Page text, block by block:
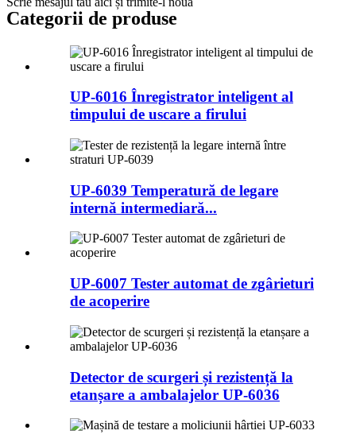
Categorii de produse
UP-6016 Înregistrator inteligent al
timpului de uscare a firului
UP-6039 Temperatură de legare
internă intermediară...
UP-6007 Tester automat de zgârieturi
de acoperire
Detector de scurgeri și rezistență la
etanșare a ambalajelor UP-6036